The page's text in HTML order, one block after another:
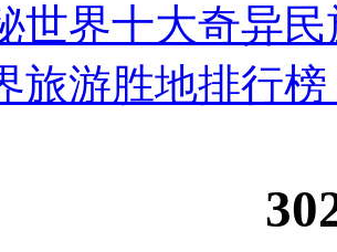
世界十大奇异
旅游胜地排行